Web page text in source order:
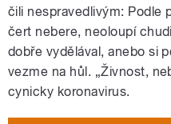
čili nespravedlivým: Podle
čert nebere, neoloupí
dobře vydělával, anebo si
vezme na hůl. „Živnost,
cynicky koronavirus.